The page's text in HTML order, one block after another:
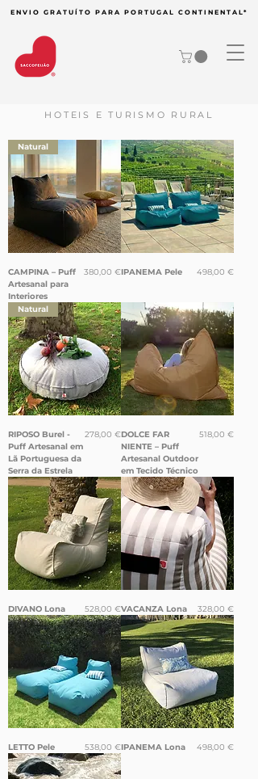
ENVIO GRATUÍTO PARA PORTUGAL CONTINENTAL*
HOTEIS E TURISMO RURAL
Natural
CAMPINA – Puff
Artesanal para
Interiores
Preço
380,00 €IPANEMA Pele Preço
498,00 €
Natural
RIPOSO Burel -
Puff Artesanal em
Lã Portuguesa da
Serra da Estrela
Preço
278,00 €DOLCE FAR
NIENTE – Puff
Artesanal Outdoor
em Tecido Técnico
Preço
518,00 €
DIVANO Lona Preço
528,00 €VACANZA Lona Preço
328,00 €
LETTO Pele Preço
538,00 €IPANEMA Lona Preço
498,00 €